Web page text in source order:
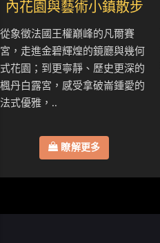
內花園與藝術小鎮散步
從象徵法國王權巔峰的凡爾賽
宮，走進金碧輝煌的鏡廳與幾何
式花園；到更寧靜、歷史更深的
楓丹白露宮，感受拿破崙鍾愛的
法式優雅，..
瞭解更多